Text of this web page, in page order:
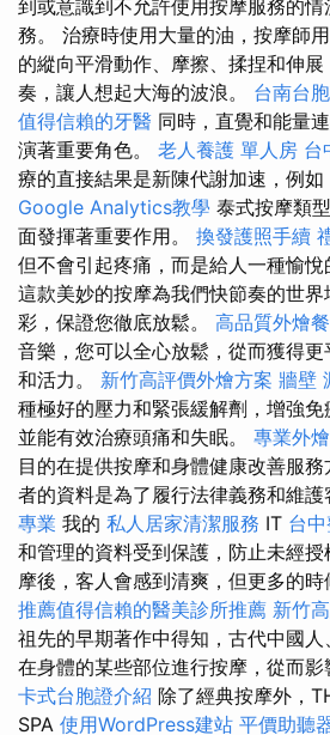
到或意識到不允許使用按摩服務的
務。 治療時使用大量的油，按摩師
的縱向平滑動作、摩擦、揉捏和伸
奏，讓人想起大海的波浪。 台南台
值得信賴的牙醫 同時，直覺和能量
演著重要角色。 老人養護 單人房 台
療的直接結果是新陳代謝加速，例如
Google Analytics教學 泰式按摩類
面發揮著重要作用。 換發護照手續
但不會引起疼痛，而是給人一種愉悅
這款美妙的按摩為我們快節奏的世
彩，保證您徹底放鬆。 高品質外燴
音樂，您可以全心放鬆，從而獲得
和活力。 新竹高評價外燴方案 牆壁
種極好的壓力和緊張緩解劑，增強免
並能有效治療頭痛和失眠。 專業外
目的在提供按摩和身體健康改善服
者的資料是為了履行法律義務和維護
專業 我的 私人居家清潔服務 IT 台
和管理的資料受到保護，防止未經
摩後，客人會感到清爽，但更多的時
推薦值得信賴的醫美診所推薦 新竹
祖先的早期著作中得知，古代中國
在身體的某些部位進行按摩，從而影
卡式台胞證介紹 除了經典按摩外，
SPA 使用WordPress建站 平價助聽